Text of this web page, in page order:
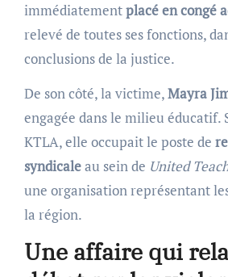
immédiatementplacé en congé
relevé de toutes ses fonctions,
conclusions de la justice.
De son côté, la victime,Mayra
engagée dans le milieu éducatif.
KTLA, elle occupait le poste de
syndicaleau sein de United
une organisation représentant
la région.
Une affaire qui